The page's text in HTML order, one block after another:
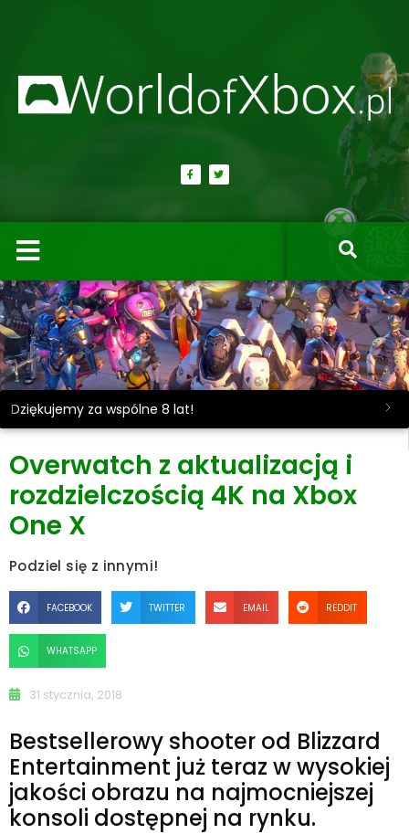
Dziękujemy za wspólne 8 lat!
Overwatch z aktualizacją i
rozdzielczością 4K na Xbox
One X
Podziel się z innymi!
FACEBOOK TWITTER EMAIL REDDIT
WHATSAPP
31 stycznia, 2018
Bestsellerowy shooter od Blizzard
Entertainment już teraz w wysokiej
jakości obrazu na najmocniejszej
konsoli dostępnej na rynku.